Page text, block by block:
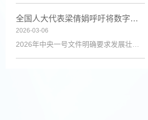
全国人大代表梁倩娟呼吁将数字技能培训纳入乡村振兴政策体系
2026-03-06
2026年中央一号文件明确要求发展壮大乡村人才队伍，激励各类人才下乡服务和创业就业。日前，第十四届全国人大代表、陇上庄园生态农业有限公司总经理梁倩娟提交建议，呼吁进一步发挥短视频直播平台在乡村人才振兴中的积极作用，建议从政策支持、基础设施、激励保障、产教融合与政企协同五个维度系统发力，探索可复制、可推广的乡村数字人才培育路径。全国人大代表梁倩娟在快手平台直播间梁倩娟在建议中指出，当前，以短视频直播